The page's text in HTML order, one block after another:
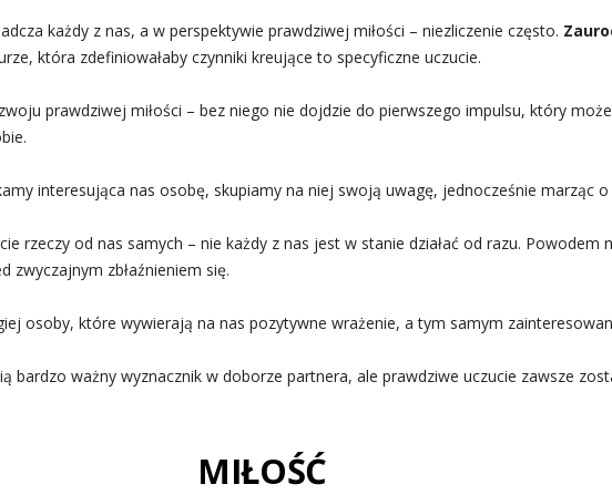
każdy z nas, a w perspektywie prawdziwej miłości – niezliczenie często.
która zdefiniowałaby czynniki kreujące to specyficzne uczucie.
prawdziwej miłości – bez niego nie dojdzie do pierwszego impulsu, który
interesująca nas osobę, skupiamy na niej swoją uwagę, jednocześnie marząc
rzeczy od nas samych – nie każdy z nas jest w stanie działać od razu. Powodem
zwyczajnym zbłaźnieniem się.
osoby, które wywierają na nas pozytywne wrażenie, a tym samym
bardzo ważny wyznacznik w doborze partnera, ale prawdziwe uczucie zawsze
MIŁOŚĆ